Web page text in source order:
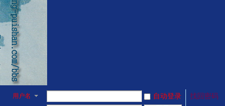
用户名 自动登录
找回密码